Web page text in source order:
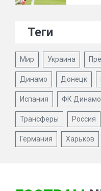
Теги
Мир Украина
Динамо Донецк
Испания ФК Динамо
Трансферы Россия
Германия Харьков